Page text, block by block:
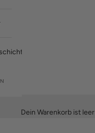
Dein Warenkorb ist leer